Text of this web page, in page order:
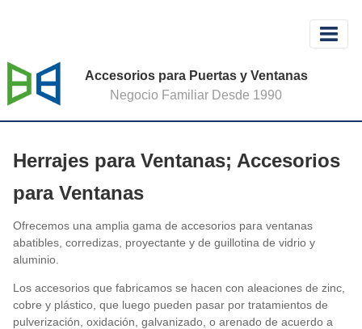
Accesorios para Puertas y Ventanas
Negocio Familiar Desde 1990
Herrajes para Ventanas; Accesorios
para Ventanas
Ofrecemos una amplia gama de accesorios para ventanas
abatibles, corredizas, proyectante y de guillotina de vidrio y
aluminio.
Los accesorios que fabricamos se hacen con aleaciones de zinc,
cobre y plástico, que luego pueden pasar por tratamientos de
pulverización, oxidación, galvanizado, o arenado de acuerdo a